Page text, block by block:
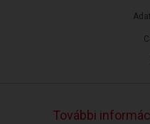
További